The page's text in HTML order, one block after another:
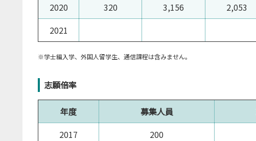
2020
320 3,156 2,053
2021
※学士編入学、外国人留学生、通信課程は含みません。
志願倍率
年度 募集人員
2017
200